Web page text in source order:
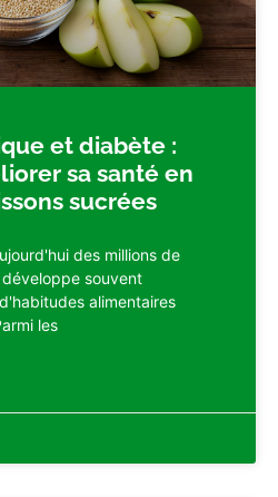
et diabète :
sa santé en
sucrées
des millions de
souvent
alimentaires
les